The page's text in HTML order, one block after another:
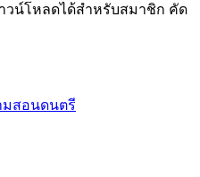
วน์โหลดได้สำหรับสมาชิก คัด
สอนดนตรี